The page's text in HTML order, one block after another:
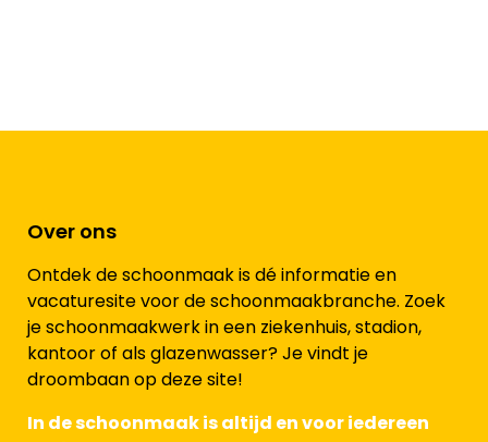
Over ons
Ontdek de schoonmaak is dé informatie en
vacaturesite voor de schoonmaakbranche. Zoek
je schoonmaakwerk in een ziekenhuis, stadion,
kantoor of als glazenwasser? Je vindt je
droombaan op deze site!
In de schoonmaak is altijd en voor iedereen